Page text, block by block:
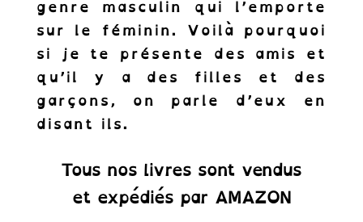
genre masculin qui l’emporte
sur le féminin. Voilà pourquoi
si je te présente des amis et
qu’il y a des filles et des
garçons, on parle d’eux en
disant ils.
Tous nos livres sont vendus
et expédiés par AMAZON